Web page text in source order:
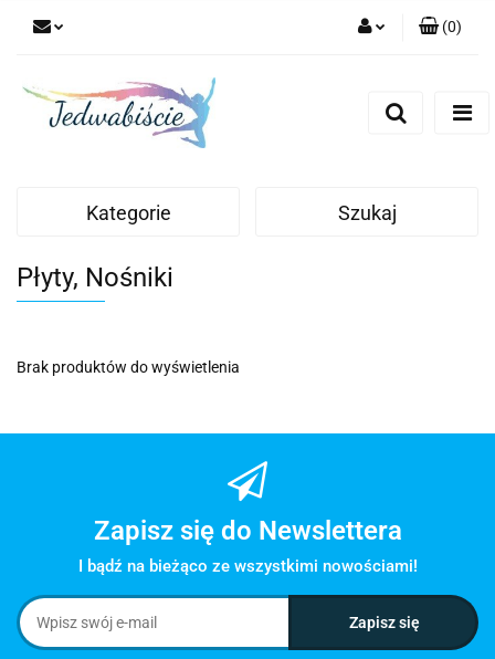
(0)
Kategorie Szukaj
Płyty, Nośniki
Brak produktów do wyświetlenia
Zapisz się do Newslettera
I bądź na bieżąco ze wszystkimi nowościami!